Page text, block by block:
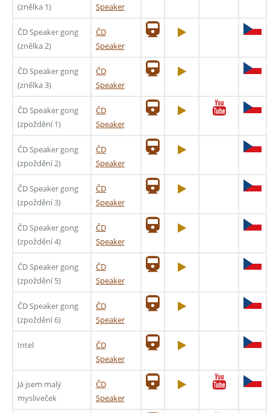
(znělka 1)
Speaker
ČD Speaker gong
(znělka 2)
ČD
Speaker
ČD Speaker gong
(znělka 3)
ČD
Speaker
ČD Speaker gong
(zpoždění 1)
ČD
Speaker
ČD Speaker gong
(zpoždění 2)
ČD
Speaker
ČD Speaker gong
(zpoždění 3)
ČD
Speaker
ČD Speaker gong
(zpoždění 4)
ČD
Speaker
ČD Speaker gong
(zpoždění 5)
ČD
Speaker
ČD Speaker gong
(zpoždění 6)
ČD
Speaker
Intel
ČD
Speaker
Já jsem malý
mysliveček
ČD
Speaker